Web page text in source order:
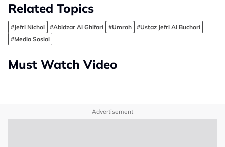
Related Topics
#Jefri Nichol #Abidzar Al Ghifari #Umrah
#Ustaz Jefri Al Buchori
#Media Sosial
Must Watch Video
Advertisement